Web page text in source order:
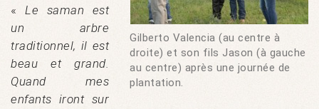
Gilberto Valencia (au centre à
droite) et son fils Jason (à gauche
au centre) après une journée de
plantation.
« Le saman est
un arbre
traditionnel, il est
beau et grand.
Quand mes
enfants iront sur